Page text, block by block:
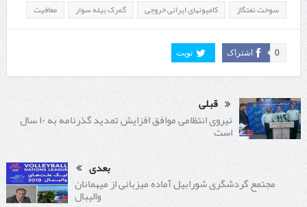
سوخت نفتگاز
کامیونهای ایرانی خروجی گمرک بیله سوار معافیت
اشتراک 0 تویت
قبلی
نیروی انتظامی موافق افزایش تمدید گذرنامه به ۱۰ سال
است
بعدی
مجتمع گردشگری شورابیل آماده میزبانی از میهمانان
والیبال